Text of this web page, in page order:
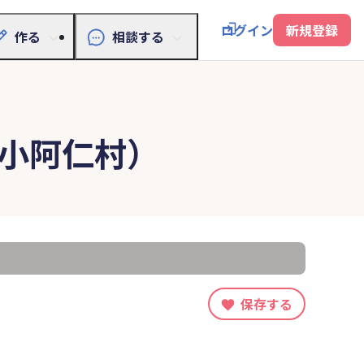
作る 相談する ログイン 新規登録
阿仁村）
保存する